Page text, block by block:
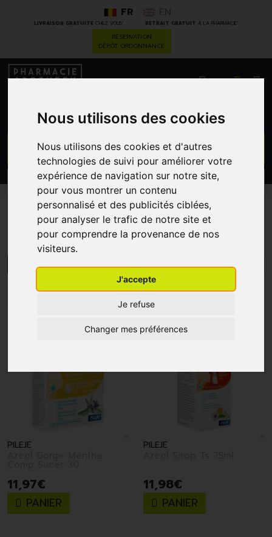
Nous utilisons des cookies
Nous utilisons des cookies et d'autres
technologies de suivi pour améliorer votre
expérience de navigation sur notre site,
pour vous montrer un contenu
personnalisé et des publicités ciblées,
pour analyser le trafic de notre site et
pour comprendre la provenance de nos
visiteurs.
J'accepte
Je refuse
Changer mes préférences
LIVRAISON GRATUITECHEZ VOUS* RETRAIT GRATUIT À LA PHARMACIE *
FR
RÉSERVATION
DÉPÔT ORDONNANCE
CATÉGORIES PROMOS
Pileje
MENU/FILTRES
2
PILEJE
11,97€
PANIER
PILEJE
11,98€
PANIER